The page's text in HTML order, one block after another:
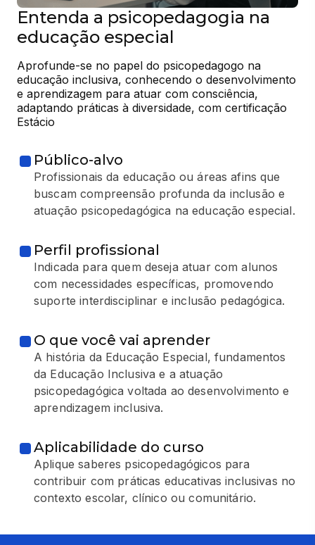
Entenda a psicopedagogia na
educação especial
Aprofunde-se no papel do psicopedagogo na
educação inclusiva, conhecendo o desenvolvimento
e aprendizagem para atuar com consciência,
adaptando práticas à diversidade, com certificação
Estácio
Público-alvo
Profissionais da educação ou áreas afins que
buscam compreensão profunda da inclusão e
atuação psicopedagógica na educação especial.
Perfil profissional
Indicada para quem deseja atuar com alunos
com necessidades específicas, promovendo
suporte interdisciplinar e inclusão pedagógica.
O que você vai aprender
A história da Educação Especial, fundamentos
da Educação Inclusiva e a atuação
psicopedagógica voltada ao desenvolvimento e
aprendizagem inclusiva.
Aplicabilidade do curso
Aplique saberes psicopedagógicos para
contribuir com práticas educativas inclusivas no
contexto escolar, clínico ou comunitário.